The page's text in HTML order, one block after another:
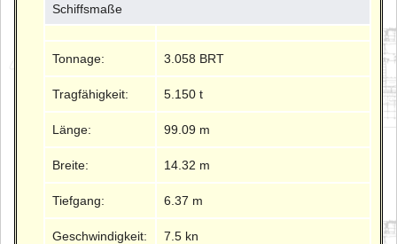
Schiffsmaße
Tonnage: 3.058 BRT
Tragfähigkeit: 5.150 t
Länge: 99.09 m
Breite: 14.32 m
Tiefgang: 6.37 m
Geschwindigkeit: 7.5 kn